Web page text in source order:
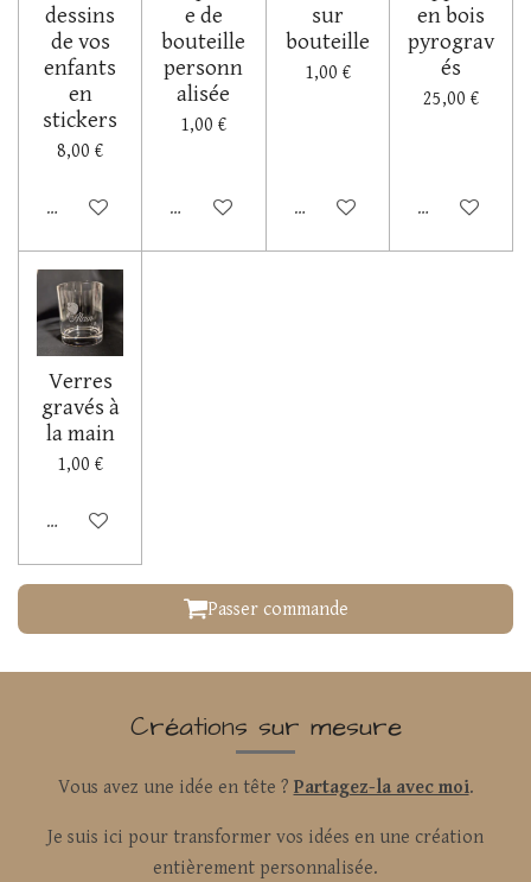
dessins
de vos
enfants
en
stickers
8,00 €
Désactivé
e de
bouteille
personn
alisée
1,00 €
Désactivé
sur
bouteille
1,00 €
Désactivé
en bois
pyrograv
és
25,00 €
Désactivé
Verres
gravés à
la main
1,00 €
Désactivé
Passer commande
Créations sur mesure
Vous avez une idée en tête ? Partagez-la avec moi.
Je suis ici pour transformer vos idées en une création
entièrement personnalisée.